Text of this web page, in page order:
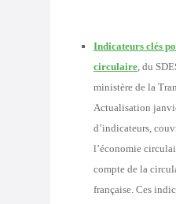
Indicateurs clés
circulaire, du
ministère de la
Actualisation
d’indicateurs,
l’économie
compte de la
française. Ces